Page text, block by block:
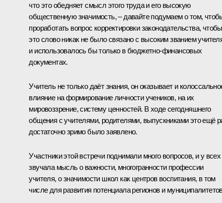
что это обедняет смысл этого труда и его высокую
общественную значимость, – давайте подумаем о том,
проработать вопрос корректировки законодательства, чтобы
это слово никак не было связано с высоким званием
и использовалось бы только в бюджетно-финансовых
документах.
Учитель не только даёт знания, он оказывает и
влияние на формирование личности учеников, на их
мировоззрение, систему ценностей. В ходе сегодняшнего
общения с учителями, родителями, выпускниками это ещё
достаточно зримо было заявлено.
Участники этой встречи поднимали много вопросов, и у всех
звучала мысль о важности, многогранности профессии
учителя, о значимости школ как центров воспитания, в том
числе для развития потенциала регионов и